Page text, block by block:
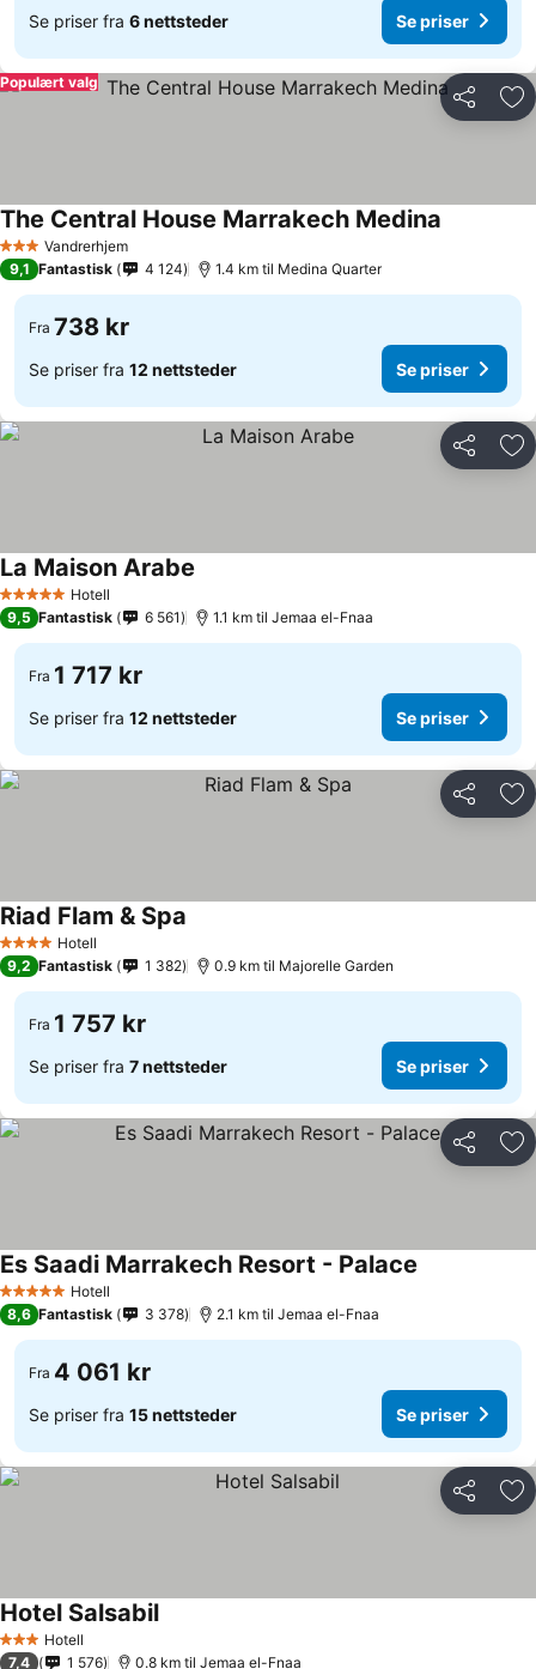
Se priser fra 6 nettsteder Se priser
Del
Populært valg
3 StjernerVandrerhjem
The Central House Marrakech Medina
9,1 Fantastisk 4 124 1.4 km til Medina Quarter
Fra 738 kr
Se priser fra 12 nettsteder Se priser
Del
5 Stjerner Hotell
La Maison Arabe
9,5 Fantastisk 6 561 1.1 km til Jemaa el-Fnaa
Fra 1 717 kr
Se priser fra 12 nettsteder Se priser
Del
4 StjernerHotell
Riad Flam & Spa
9,2 Fantastisk 1 382 0.9 km til Majorelle Garden
Fra 1 757 kr
Se priser fra 7 nettsteder Se priser
Del
5 Stjerner Hotell
Es Saadi Marrakech Resort - Palace
8,6 Fantastisk 3 378 2.1 km til Jemaa el-Fnaa
Fra 4 061 kr
Se priser fra 15 nettsteder Se priser
Del
3 StjernerHotell
Hotel Salsabil
7,4 1 576 0.8 km til Jemaa el-Fnaa